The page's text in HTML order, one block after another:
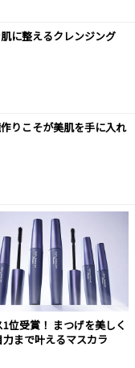
に整えるクレンジング
りこそが美肌を手に入れ
位受賞！ まつげを美しく
まで叶えるマスカラ